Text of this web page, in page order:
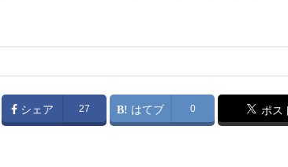
シェア 27 はてブ 0 ポス